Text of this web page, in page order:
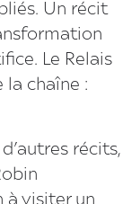
Un récit
Le Relais
chaîne :
récits,
à visiter un